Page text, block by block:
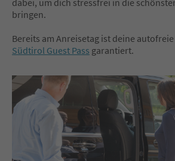
bringen.
Bereits am Anreisetag ist deine
Südtirol Guest Pass garantiert.